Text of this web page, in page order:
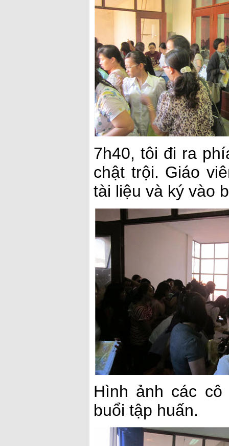
7h40, tôi đi ra
chật trội. Giáo
tài liệu và ký vào
Hình ảnh các
buổi tập huấn.